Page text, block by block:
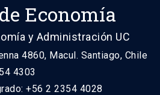
Economía
y Administración UC
4860, Macul. Santiago, Chile
4303
+56 2 2354 4028